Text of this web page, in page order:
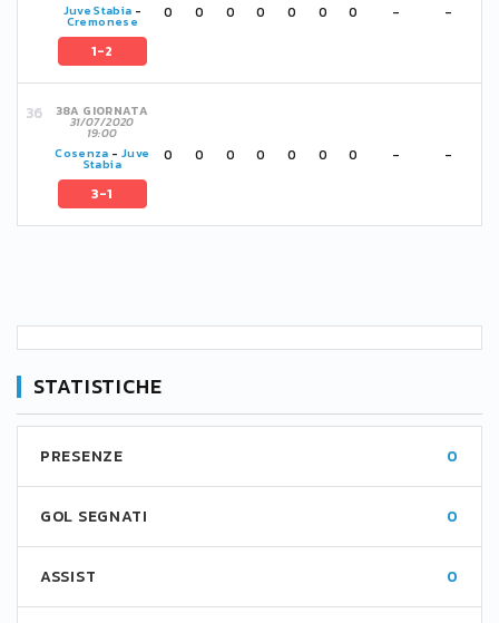
Juve Stabia -
Cremonese
1-2
0 0 0 0 0 0 0 - -
38A GIORNATA
31/07/2020
19:00
Cosenza - Juve
Stabia
3-1
0 0 0 0 0 0 0 - -
STATISTICHE
PRESENZE 0
GOL SEGNATI 0
ASSIST 0